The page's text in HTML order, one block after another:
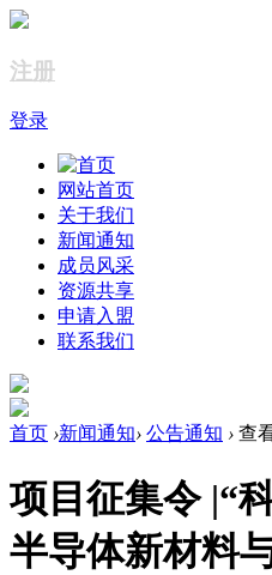
注册
登录
网站首页
关于我们
新闻通知
成员风采
资源共享
申请入盟
联系我们
首页 ›新闻通知› 公告通知 › 查
项目征集令 |“
半导体新材料